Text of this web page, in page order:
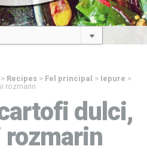
> Recipes> Fel principal > Iepure >
rozmarin
dulci,
rozmarin